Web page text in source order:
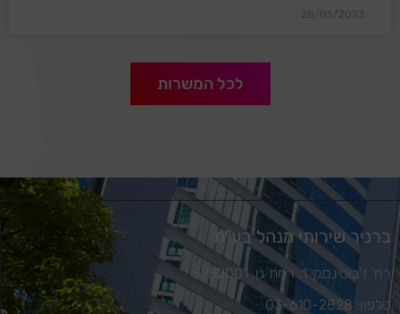
28/05/2023
לכל המשרות
ברניר שירותי מנהל בע"מ
רח' ז'בוטינסקי 1, רמת גן, 5252001
טלפון: 03-610-2828